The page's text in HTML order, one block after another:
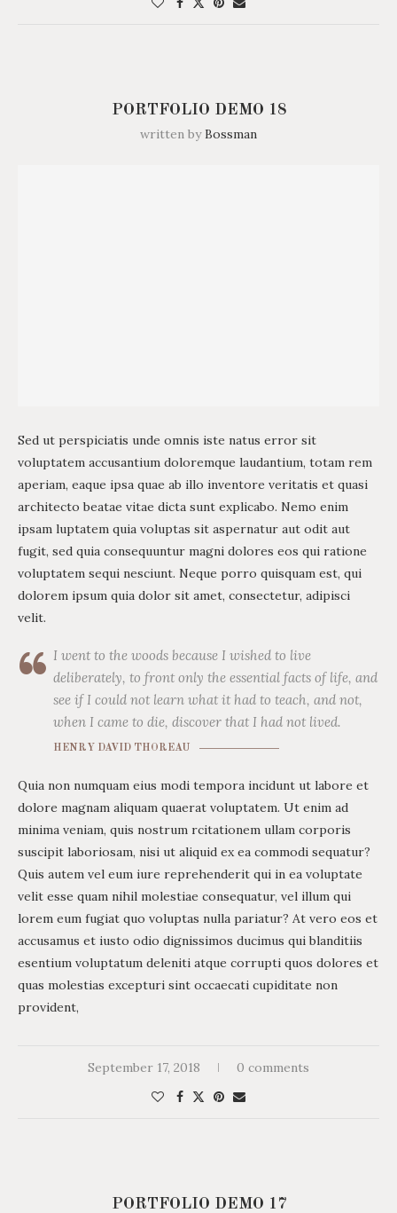
PORTFOLIO DEMO 18
written byBossman
Sed ut perspiciatis unde omnis iste natus error sit
voluptatem accusantium doloremque laudantium, totam rem
aperiam, eaque ipsa quae ab illo inventore veritatis et quasi
architecto beatae vitae dicta sunt explicabo. Nemo enim
ipsam luptatem quia voluptas sit aspernatur aut odit aut
fugit, sed quia consequuntur magni dolores eos qui ratione
voluptatem sequi nesciunt. Neque porro quisquam est, qui
dolorem ipsum quia dolor sit amet, consectetur, adipisci
velit.
I went to the woods because I wished to live
deliberately, to front only the essential facts of life, and
see if I could not learn what it had to teach, and not,
when I came to die, discover that I had not lived.
HENRY DAVID THOREAU
Quia non numquam eius modi tempora incidunt ut labore et
dolore magnam aliquam quaerat voluptatem. Ut enim ad
minima veniam, quis nostrum rcitationem ullam corporis
suscipit laboriosam, nisi ut aliquid ex ea commodi sequatur?
Quis autem vel eum iure reprehenderit qui in ea voluptate
velit esse quam nihil molestiae consequatur, vel illum qui
lorem eum fugiat quo voluptas nulla pariatur? At vero eos et
accusamus et iusto odio dignissimos ducimus qui blanditiis
esentium voluptatum deleniti atque corrupti quos dolores et
quas molestias excepturi sint occaecati cupiditate non
provident,
September 17, 2018 0 comments
PORTFOLIO DEMO 17